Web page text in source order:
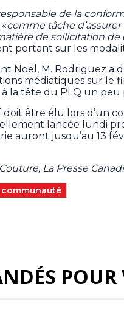
de la
comme tâche
de sollicitation de
portant sur les
Noël, M. Rodriguez a
médiatiques sur le
la tête du PLQ un peu
être élu lors d’un
lancée lundi
auront jusqu’au 13
La Presse
POUR